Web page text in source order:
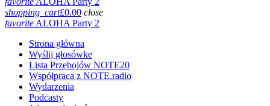
shopping_cart£0.00 close
favoriteALOHA Party 2
Strona główna
Wyślij głosówke
Lista Przebojów NOTE20
Współpraca z NOTE.radio
Wydarzenia
Podcasty